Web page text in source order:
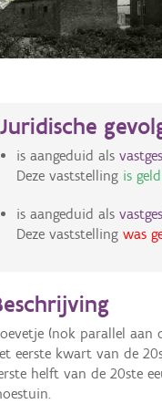
Juridische
is aangeduid als
Deze vaststelling is
is aangeduid als
Deze vaststelling was
(nok parallel aan
eerste kwart van de
helft van de 20ste